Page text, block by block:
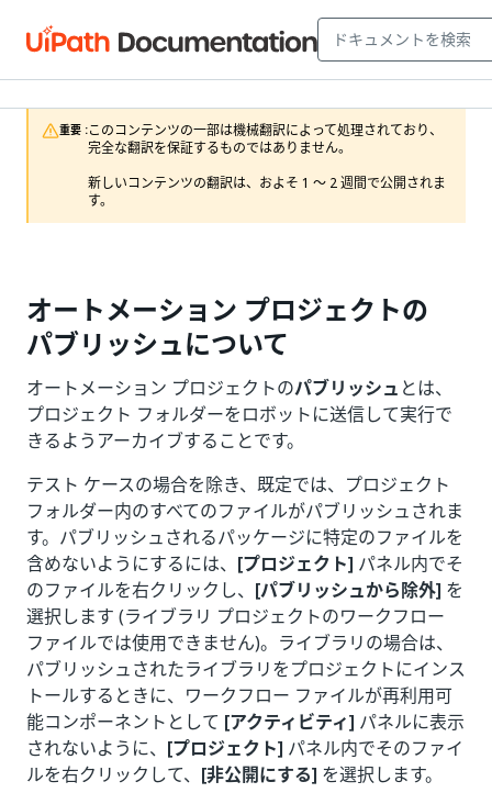
重要 :このコンテンツの一部は機械翻訳によって処理されており、
完全な翻訳を保証するものではありません。
新しいコンテンツの翻訳は、およそ 1 ～ 2 週間で公開されま
す。
オートメーション プロジェクトの
パブリッシュについて
オートメーション プロジェクトのパブリッシュ とは、
プロジェクト フォルダーをロボットに送信して実行で
きるようアーカイブすることです。
テスト ケースの場合を除き、既定では、プロジェクト
フォルダー内のすべてのファイルがパブリッシュされま
す。パブリッシュされるパッケージに特定のファイルを
含めないようにするには、 [プロジェクト] パネル内でそ
のファイルを右クリックし、 [パブリッシュから除外] を
選択します (ライブラリ プロジェクトのワークフロー
ファイルでは使用できません)。ライブラリの場合は、
パブリッシュされたライブラリをプロジェクトにインス
トールするときに、ワークフロー ファイルが再利用可
能コンポーネントとして [アクティビティ] パネルに表示
されないように、 [プロジェクト] パネル内でそのファイ
ルを右クリックして、 [非公開にする] を選択します。